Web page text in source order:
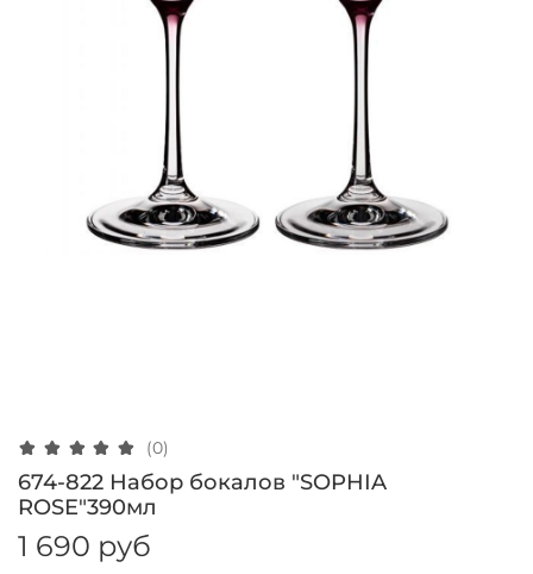
(0)
674-822 Набор бокалов "SOPHIA
ROSE"390мл
1 690 руб